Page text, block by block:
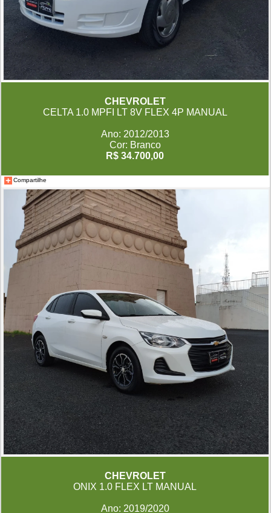
CHEVROLET
CELTA 1.0 MPFI LT 8V FLEX 4P MANUAL
Ano: 2012/2013
Cor: Branco
R$ 34.700,00
Compartilhe
CHEVROLET
ONIX 1.0 FLEX LT MANUAL
Ano: 2019/2020